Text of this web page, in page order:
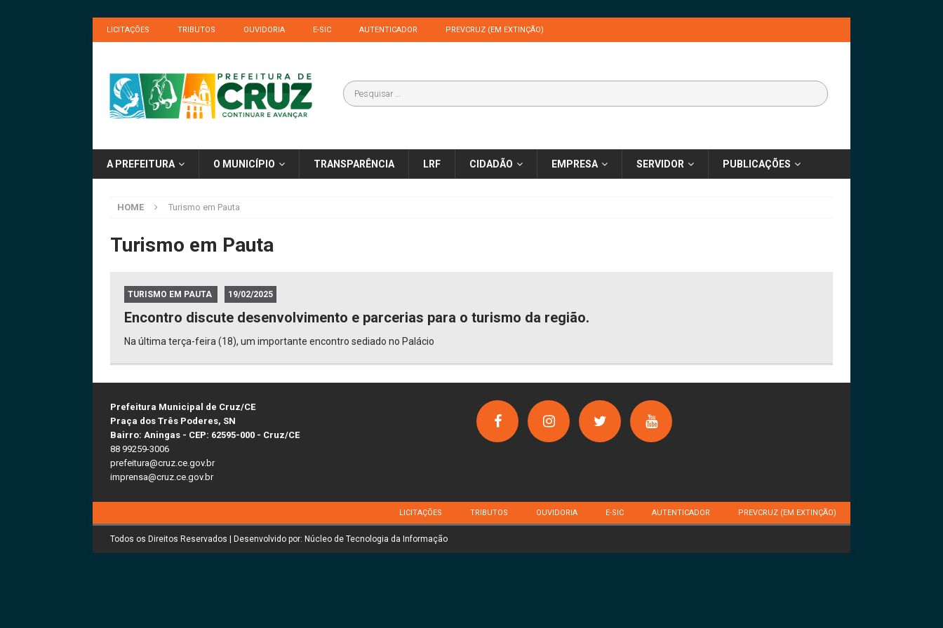
LICITAÇÕES TRIBUTOS OUVIDORIA E-SIC AUTENTICADOR PREVCRUZ (EM EXTINÇÃO)
A PREFEITURA O MUNICÍPIO TRANSPARÊNCIA LRF CIDADÃO EMPRESA SERVIDOR PUBLICAÇÕES
HOME Turismo em Pauta
Turismo em Pauta
TURISMO EM PAUTA 19/02/2025
Encontro discute desenvolvimento e parcerias para o turismo da região.
Na última terça-feira (18), um importante encontro sediado no Palácio
Prefeitura Municipal de Cruz/CE
Praça dos Três Poderes, SN
Bairro: Aningas - CEP: 62595-000 - Cruz/CE
88 99259-3006
prefeitura@cruz.ce.gov.br
imprensa@cruz.ce.gov.br
LICITAÇÕES TRIBUTOS OUVIDORIA E-SIC AUTENTICADOR PREVCRUZ (EM EXTINÇÃO)
Todos os Direitos Reservados | Desenvolvido por: Núcleo de Tecnologia da Informação